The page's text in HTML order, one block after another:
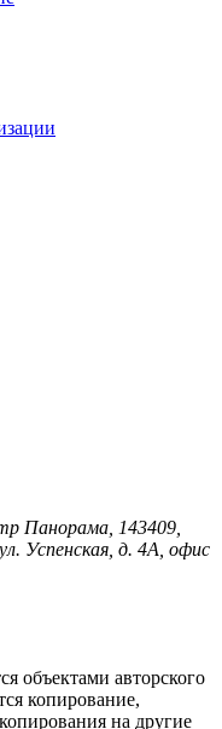
Панорама, 143409,
Успенская, д. 4А, офис
объектами авторского
копирование,
на другие